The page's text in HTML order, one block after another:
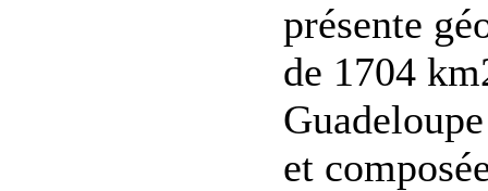
présente
de 1704
et